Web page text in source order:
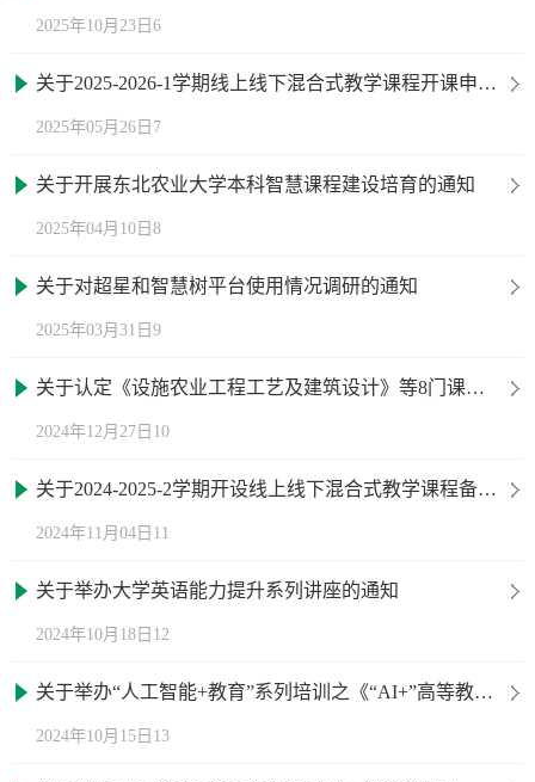
2025年10月23日6
关于2025-2026-1学期线上线下混合式教学课程开课申请的通知
2025年05月26日7
关于开展东北农业大学本科智慧课程建设培育的通知
2025年04月10日8
关于对超星和智慧树平台使用情况调研的通知
2025年03月31日9
关于认定《设施农业工程工艺及建筑设计》等8门课程为校级线上一流本科课程的通知
2024年12月27日10
关于2024-2025-2学期开设线上线下混合式教学课程备案统计的通知
2024年11月04日11
关于举办大学英语能力提升系列讲座的通知
2024年10月18日12
关于举办“人工智能+教育”系列培训之《“AI+”高等教育环境下人工智能赋能教学改革与课程建设》专题培训的通知
2024年10月15日13